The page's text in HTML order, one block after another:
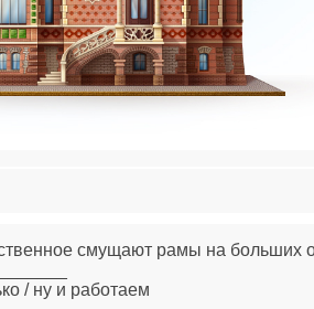
смущают рамы на больших
/ ну и работаем